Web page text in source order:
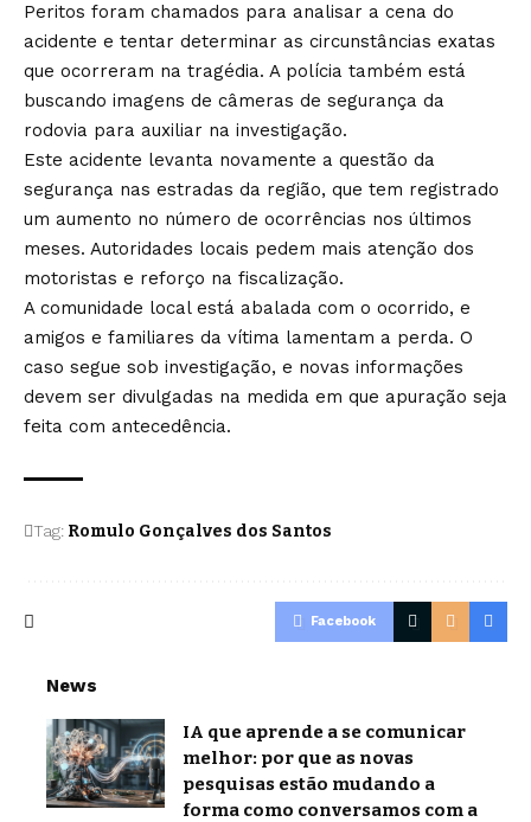
Peritos foram chamados para analisar a cena do
acidente e tentar determinar as circunstâncias exatas
que ocorreram na tragédia. A polícia também está
buscando imagens de câmeras de segurança da
rodovia para auxiliar na investigação.
Este acidente levanta novamente a questão da
segurança nas estradas da região, que tem registrado
um aumento no número de ocorrências nos últimos
meses. Autoridades locais pedem mais atenção dos
motoristas e reforço na fiscalização.
A comunidade local está abalada com o ocorrido, e
amigos e familiares da vítima lamentam a perda. O
caso segue sob investigação, e novas informações
devem ser divulgadas na medida em que apuração seja
feita com antecedência.
Tag: Romulo Gonçalves dos Santos
Facebook
News
IA que aprende a se comunicar
melhor: por que as novas
pesquisas estão mudando a
forma como conversamos com a